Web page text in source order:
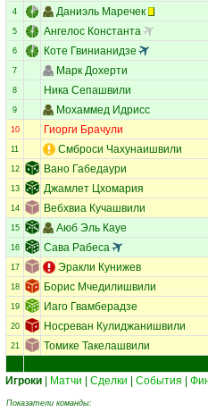
4 Даниэль Маречек
5 Ангелос Константа
6 Коте Гвинианидзе
7 Марк Дохерти
8 Ника Сепашвили
9 Мохаммед Идрисс
10 Гиорги Брачули
11 Смброси Чахунаишвили
12 Вано Габедаури
13 Джамлет Цхомария
14 Вебхвиа Кучашвили
15 Аюб Эль Кауе
16 Сава Рабеса
17 Эракли Кунижев
18 Борис Мчедилишвили
19 Иаго Гвамберадзе
20 Носреван Кулиджанишвили
21 Томике Такелашвили
Игроки Матчи Сделки События
Показатели команды: